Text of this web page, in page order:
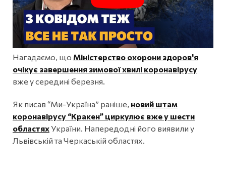
Нагадаємо, що Міністерство охорони здоров'я
очікує завершення зимової хвилі коронавірусу
вже у середині березня.
Як писав “Ми-Україна” раніше, новий штам
коронавірусу “Кракен” циркулює вже у шести
областяхУкраїни. Напередодні його виявили у
Львівській та Черкаській областях.